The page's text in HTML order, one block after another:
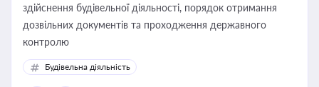
здійснення будівельної діяльності, порядок отримання
дозвільних документів та проходження державного
контролю
Будівельна діяльність